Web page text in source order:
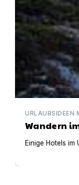
URLAUBSIDEEN
Wandern
Einige Hotels